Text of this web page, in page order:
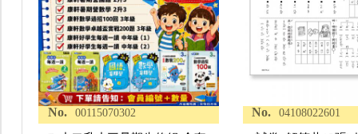
No. 00115070302 No. 04108022601